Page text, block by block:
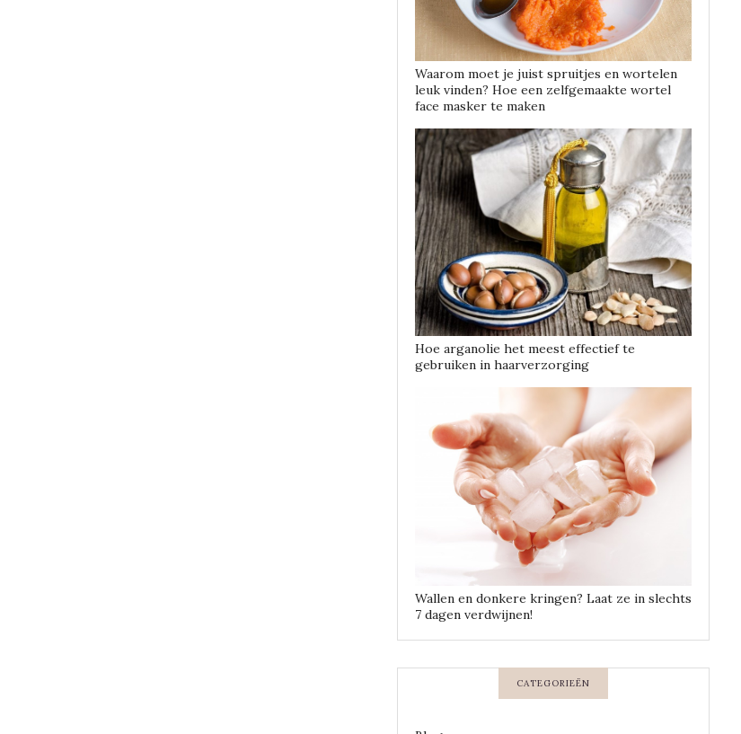
Waarom moet je juist spruitjes en wortelen
leuk vinden? Hoe een zelfgemaakte wortel
face masker te maken
Hoe arganolie het meest effectief te
gebruiken in haarverzorging
Wallen en donkere kringen? Laat ze in slechts
7 dagen verdwijnen!
CATEGORIEËN